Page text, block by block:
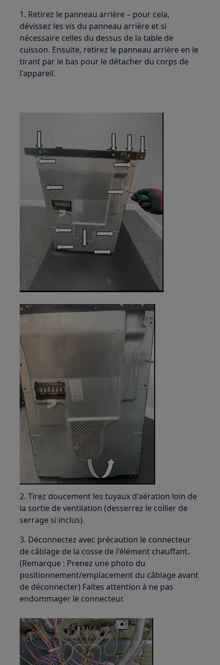
1. Retirez le panneau arrière – pour cela,
dévissez les vis du panneau arrière et si
nécessaire celles du dessus de la table de
cuisson. Ensuite, retirez le panneau arrière en le
tirant par le bas pour le détacher du corps de
l'appareil.
2. Tirez doucement les tuyaux d'aération loin de
la sortie de ventilation (desserrez le collier de
serrage si inclus).
3. Déconnectez avec précaution le connecteur
de câblage de la cosse de l'élément chauffant.
(Remarque : Prenez une photo du
positionnement/emplacement du câblage avant
de déconnecter) Faites attention à ne pas
endommager le connecteur.